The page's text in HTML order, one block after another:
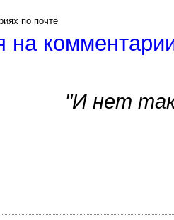
по почте
на
"И нет